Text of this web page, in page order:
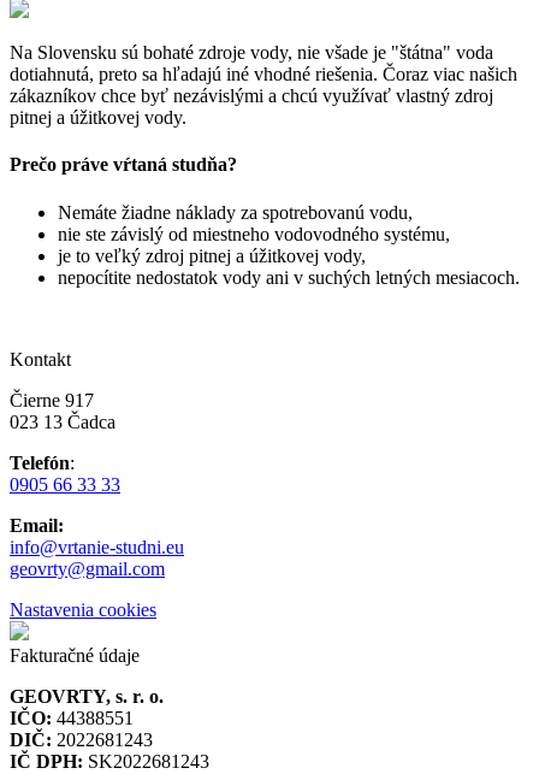
Na Slovensku sú bohaté zdroje vody, nie všade je "štátna" voda
dotiahnutá, preto sa hľadajú iné vhodné riešenia. Čoraz viac našich
zákazníkov chce byť nezávislými a chcú využívať vlastný zdroj
pitnej a úžitkovej vody.
Prečo práve vŕtaná studňa?
Nemáte žiadne náklady za spotrebovanú vodu,
nie ste závislý od miestneho vodovodného systému,
je to veľký zdroj pitnej a úžitkovej vody,
nepocítite nedostatok vody ani v suchých letných mesiacoch.
Kontakt
Čierne 917
023 13 Čadca
Telefón:
0905 66 33 33
Email:
info@vrtanie-studni.eu
geovrty@gmail.com
Nastavenia cookies
Fakturačné údaje
GEOVRTY, s. r. o.
IČO: 44388551
DIČ: 2022681243
IČ DPH: SK2022681243